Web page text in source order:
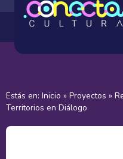
Estás en: Inicio » Proyectos »
Territorios en Diálogo